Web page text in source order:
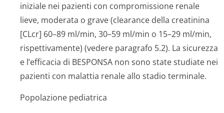
iniziale nei pazienti con compromissione renale
lieve, moderata o grave (clearance della creatinina
[CLcr] 60–89 ml/min, 30–59 ml/min o 15–29 ml/min,
rispettivamente) (vedere paragrafo 5.2). La sicurezza
e l’efficacia di BESPONSA non sono state studiate nei
pazienti con malattia renale allo stadio terminale.
Popolazione pediatrica